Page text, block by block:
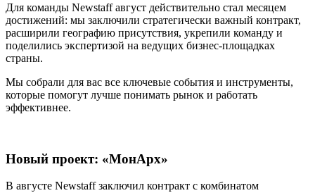
Для команды Newstaff август действительно стал месяцем
достижений: мы заключили стратегически важный контракт,
расширили географию присутствия, укрепили команду и
поделились экспертизой на ведущих бизнес-площадках
страны.
Мы собрали для вас все ключевые события и инструменты,
которые помогут лучше понимать рынок и работать
эффективнее.
Новый проект: «МонАрх»
В августе Newstaff заключил контракт с комбинатом